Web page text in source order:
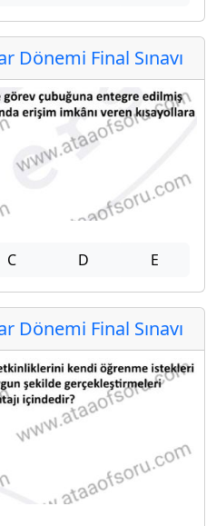
Dönemi Final Sınavı
C D E
Dönemi Final Sınavı